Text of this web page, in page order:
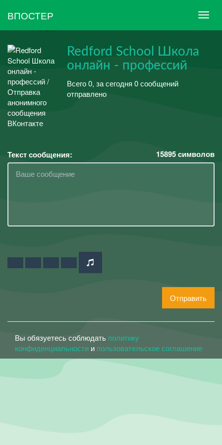
ВПОСТЕР
Redford School Школа
онлайн - профессий
Всего 0, за сегодня 0 сообщений
отправлено
Текст сообщения: 15895символов
Отправить
Вы обязуетесь соблюдать политику
конфиденциальности и пользовательское соглашение